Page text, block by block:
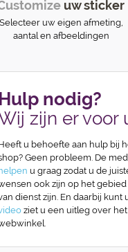
uw sticker
Selecteer uw eigen afmeting,
aantal en afbeeldingen
Hulp nodig?
zijn er voor
u behoefte aan hulp bij
Geen probleem. De
u graag zodat u de
ook zijn op het
dienst zijn. En daarbij
ziet u een uitleg over